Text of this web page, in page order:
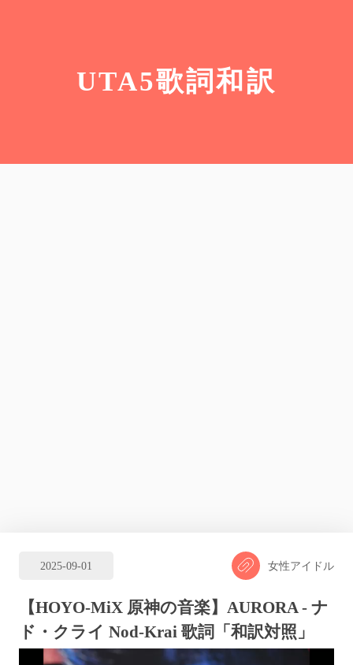
UTA5歌詞和訳
2025-09-01
【HOYO-MiX 原神の音楽】AURORA - ナ
ド・クライ Nod-Krai 歌詞「和訳対照」
女性アイドル